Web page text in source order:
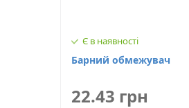
Є в наявності
Барний обмежувач
22.43 грн